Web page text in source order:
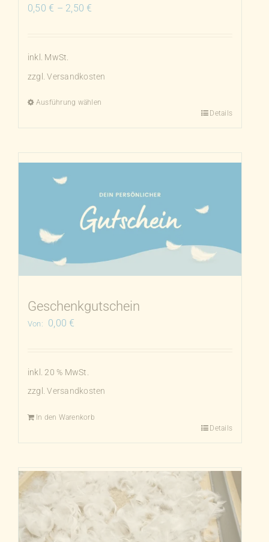
0,50€ – 2,50€
inkl. MwSt.
zzgl.Versandkosten
Ausführung wählen
Produkt
mehrere
Varianten
Optionen
können
auf
der
gewählt
werden
Details
Geschenkgutschein
Von: 0,00€
inkl. 20 % MwSt.
zzgl.Versandkosten
In den Warenkorb
Details